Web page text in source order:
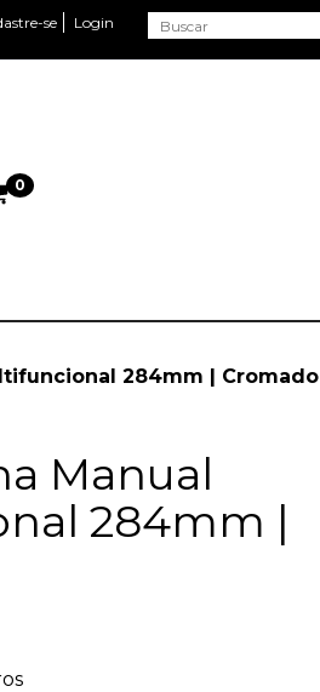
se Login
0
284mm | Cromado
Manual
284mm |